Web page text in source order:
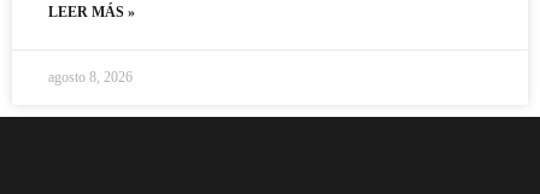
LEER MÁS »
agosto 8, 2026